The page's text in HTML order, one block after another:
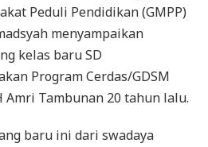
Peduli Pendidikan (GMPP)
menyampaikan
kelas baru SD
Program Cerdas/GDSM
Amri Tambunan 20 tahun lalu.
baru ini dari swadaya